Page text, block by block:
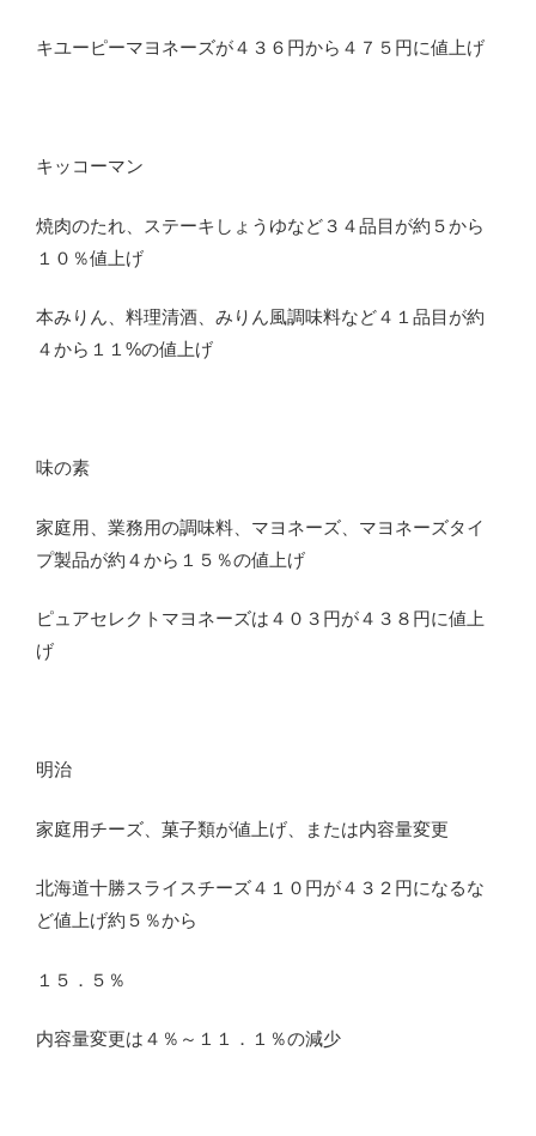
キユーピーマヨネーズが４３６円から４７５円に値上げ
キッコーマン
焼肉のたれ、ステーキしょうゆなど３４品目が約５から
１０％値上げ
本みりん、料理清酒、みりん風調味料など４１品目が約
４から１１%の値上げ
味の素
家庭用、業務用の調味料、マヨネーズ、マヨネーズタイ
プ製品が約４から１５％の値上げ
ピュアセレクトマヨネーズは４０３円が４３８円に値上
げ
明治
家庭用チーズ、菓子類が値上げ、または内容量変更
北海道十勝スライスチーズ４１０円が４３２円になるな
ど値上げ約５％から
１５．５％
内容量変更は４％～１１．１％の減少